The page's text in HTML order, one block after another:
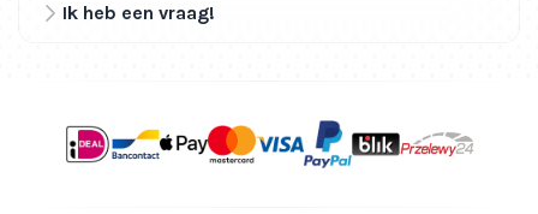
Ik heb een vraag!